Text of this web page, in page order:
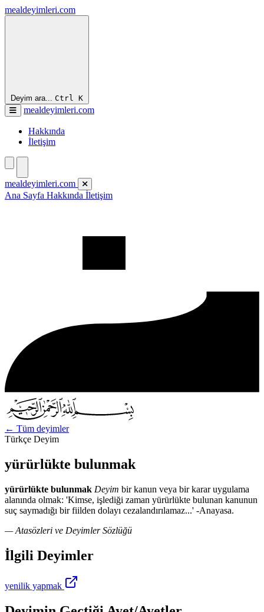
mealdeyimleri.com
Deyim ara... Ctrl K
mealdeyimleri.com
Hakkında
İletişim
mealdeyimleri.com
Ana Sayfa Hakkında İletişim
← Tüm deyimler
Türkçe Deyim
yürürlükte bulunmak
yürürlükte bulunmak Deyim bir kanun veya bir karar uygulama
alanında olmak: 'Kimse, işlediği zaman yürürlükte bulunan kanunun
suç saymadığı bir fiilden dolayı cezalandırılamaz...' -Anayasa.
— Atasözleri ve Deyimler Sözlüğü
İlgili Deyimler
yenilik yapmak